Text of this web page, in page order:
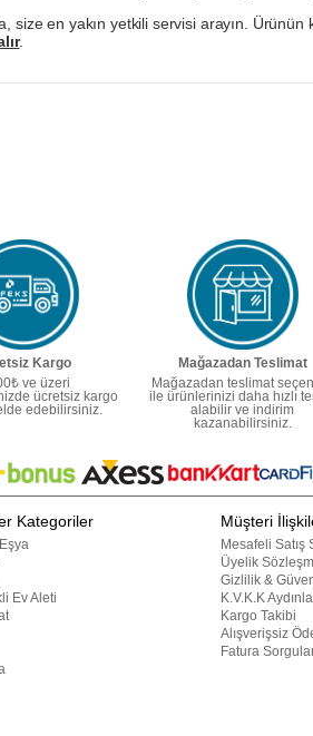
size en yakın yetkili servisi arayın.
.
Kargo
ve üzeri
ücretsiz kargo
edebilirsiniz.
Mağazadan Teslimat
Mağazadan teslimat
ile ürünlerinizi daha hızlı
alabilir ve indirim
kazanabilirsiniz.
Kategoriler
Ev Aleti
Müşteri
Mesafeli Satış
Üyelik
Gizlilik &
K.V.K.K
Kargo Takibi
Alışverişsiz
Fatura